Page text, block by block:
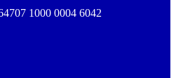
1000 0004 6042